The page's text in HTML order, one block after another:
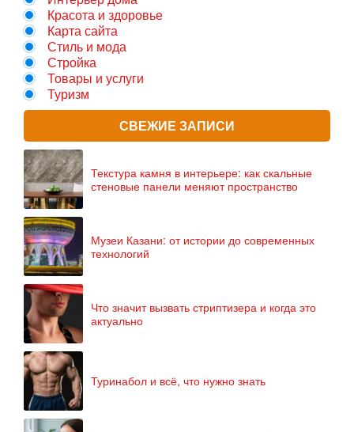
Красота и здоровье
Карта сайта
Стиль и мода
Стройка
Товары и услуги
Туризм
СВЕЖИЕ ЗАПИСИ
Текстура камня в интерьере: как скальные
стеновые панели меняют пространство
Музеи Казани: от истории до современных
технологий
Что значит вызвать стриптизера и когда это
актуально
Туринабол и всё, что нужно знать